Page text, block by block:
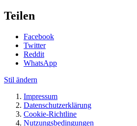
Teilen
Facebook
Twitter
Reddit
WhatsApp
Stil ändern
Impressum
Datenschutzerklärung
Cookie-Richtline
Nutzungsbedingungen